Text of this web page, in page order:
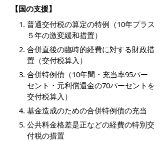
【国の支援】
普通交付税の算定の特例（10年プラス
５年の激変緩和措置）
合併直後の臨時的経費に対する財政措
置（交付税算入）
合併特例債（10年間・充当率95パー
セント・元利償還金の70パーセントを
交付税算入）
基金造成のための合併特例債の充当
公共料金格差是正などの経費の特別交
付税の措置